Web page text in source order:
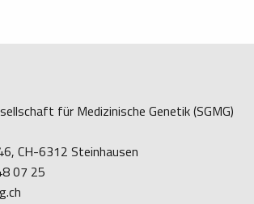
für Medizinische Genetik (SGMG)
CH-6312 Steinhausen
07 25